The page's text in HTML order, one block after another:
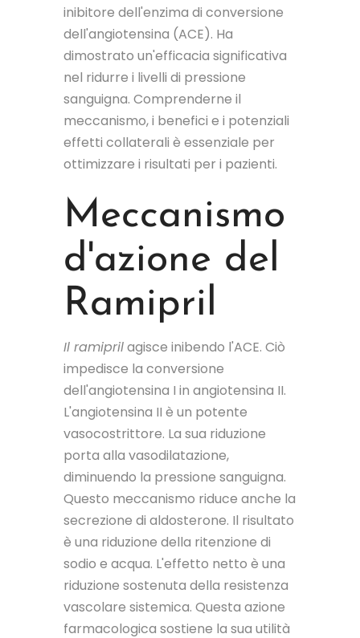
inibitore dell'enzima di conversione
dell'angiotensina (ACE). Ha
dimostrato un'efficacia significativa
nel ridurre i livelli di pressione
sanguigna. Comprenderne il
meccanismo, i benefici e i potenziali
effetti collaterali è essenziale per
ottimizzare i risultati per i pazienti.
Meccanismo
d'azione del
Ramipril
Il ramiprilagisce inibendo l'ACE. Ciò
impedisce la conversione
dell'angiotensina I in angiotensina II.
L'angiotensina II è un potente
vasocostrittore. La sua riduzione
porta alla vasodilatazione,
diminuendo la pressione sanguigna.
Questo meccanismo riduce anche la
secrezione di aldosterone. Il risultato
è una riduzione della ritenzione di
sodio e acqua. L'effetto netto è una
riduzione sostenuta della resistenza
vascolare sistemica. Questa azione
farmacologica sostiene la sua utilità